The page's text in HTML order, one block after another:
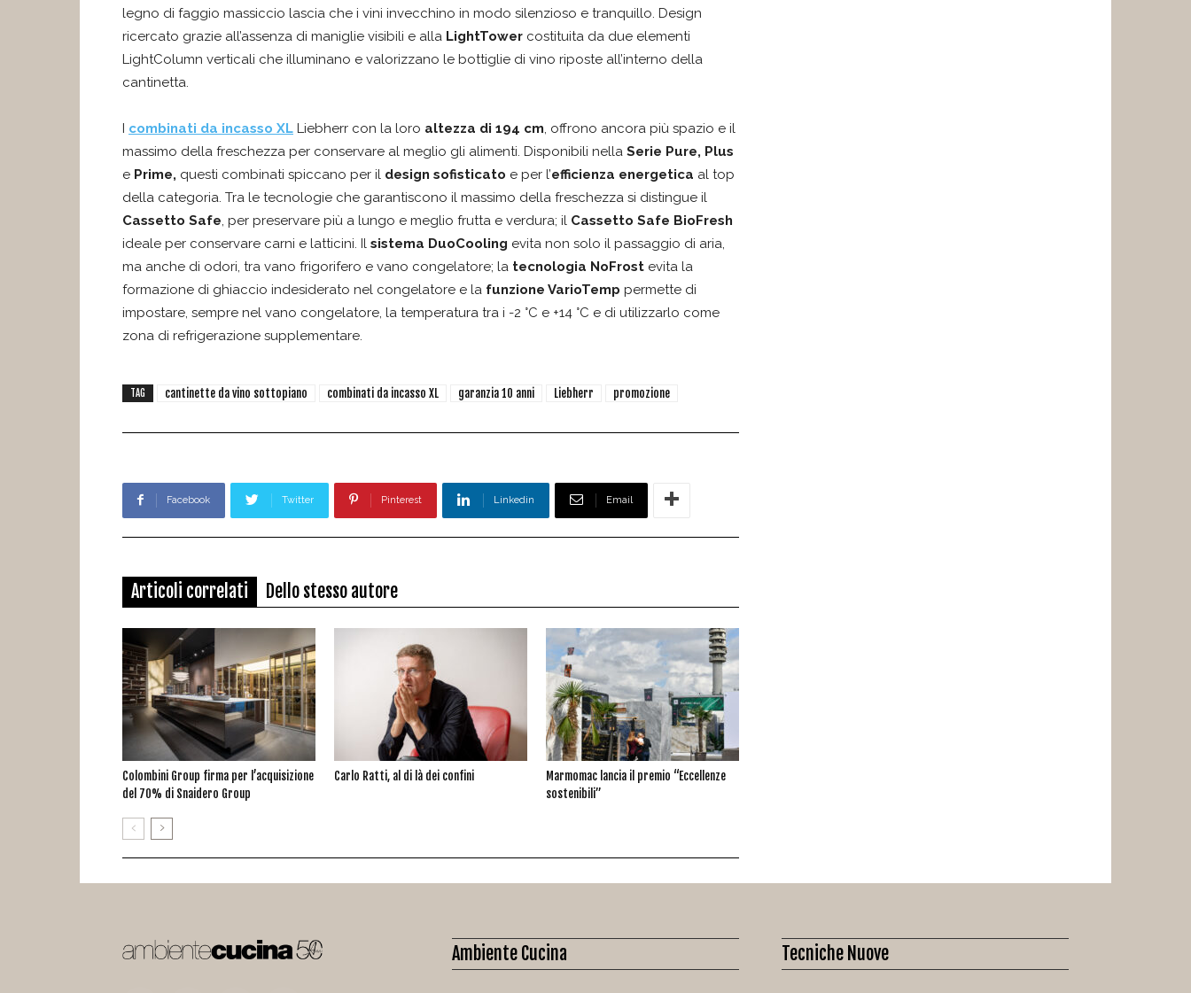
legno di faggio massiccio lascia che i vini invecchino in modo silenzioso e tranquillo. Design
ricercato grazie all’assenza di maniglie visibili e alla LightTower costituita da due elementi
LightColumn verticali che illuminano e valorizzano le bottiglie di vino riposte all’interno della
cantinetta.
I combinati da incasso XL Liebherr con la loro altezza di 194 cm, offrono ancora più spazio e il
massimo della freschezza per conservare al meglio gli alimenti. Disponibili nella Serie Pure, Plus
e Prime, questi combinati spiccano per il design sofisticato e per l’efficienza energetica al top
della categoria. Tra le tecnologie che garantiscono il massimo della freschezza si distingue il
Cassetto Safe, per preservare più a lungo e meglio frutta e verdura; il Cassetto Safe BioFresh
ideale per conservare carni e latticini. Il sistema DuoCooling evita non solo il passaggio di aria,
ma anche di odori, tra vano frigorifero e vano congelatore; la tecnologia NoFrost evita la
formazione di ghiaccio indesiderato nel congelatore e la funzione VarioTemp permette di
impostare, sempre nel vano congelatore, la temperatura tra i -2 °C e +14 °C e di utilizzarlo come
zona di refrigerazione supplementare.
TAG cantinette da vino sottopiano combinati da incasso XL garanzia 10 anni Liebherr promozione
Facebook Twitter Pinterest Linkedin Email
Articoli correlati Dello stesso autore
Colombini Group firma per l’acquisizione
del 70% di Snaidero Group
Carlo Ratti, al di là dei confini
Marmomac lancia il premio “Eccellenze
sostenibili”
Ambiente Cucina Tecniche Nuove